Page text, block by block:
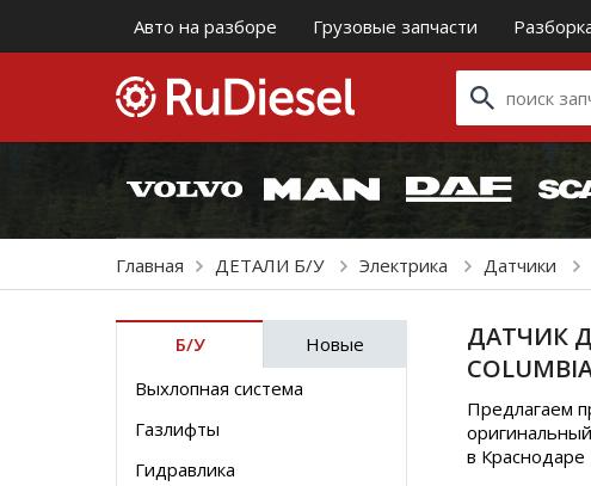
Авто на разборе Грузовые запчасти
Главная ДЕТАЛИ Б/У Электрика Датчики
Б/У
Новые
Выхлопная система
Газлифты
Гидравлика
ДАТЧИК
Предлагаем
в Краснодаре